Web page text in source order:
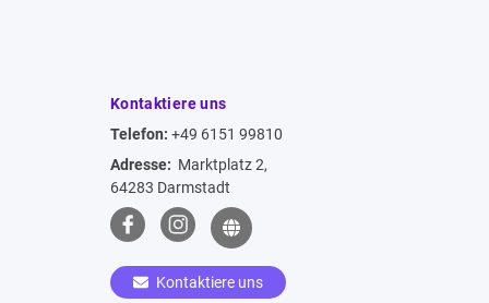
Kontaktiere uns
Telefon: +49 6151 99810
Adresse: Marktplatz 2,
64283 Darmstadt
Kontaktiere uns